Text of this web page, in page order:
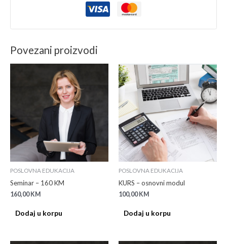
Povezani proizvodi
POSLOVNA EDUKACIJA
Seminar – 160 KM
160,00 KM
Dodaj u korpu
POSLOVNA EDUKACIJA
KURS – osnovni modul
100,00 KM
Dodaj u korpu